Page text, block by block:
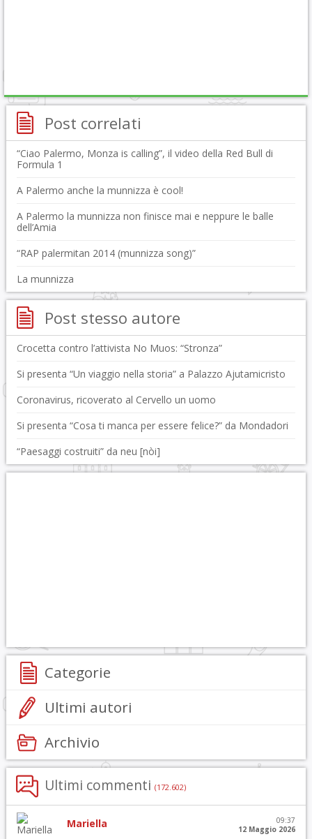
Post correlati
“Ciao Palermo, Monza is calling”, il video della Red Bull di
Formula 1
A Palermo anche la munnizza è cool!
A Palermo la munnizza non finisce mai e neppure le balle
dell’Amia
“RAP palermitan 2014 (munnizza song)”
La munnizza
Post stesso autore
Crocetta contro l’attivista No Muos: “Stronza”
Si presenta “Un viaggio nella storia” a Palazzo Ajutamicristo
Coronavirus, ricoverato al Cervello un uomo
Si presenta “Cosa ti manca per essere felice?” da Mondadori
“Paesaggi costruiti” da neu [nòi]
Categorie
Ultimi autori
Archivio
Ultimi commenti (172.602)
Mariella
09:37
12 Maggio 2026